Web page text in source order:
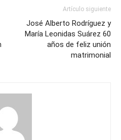
Artículo siguiente
José Alberto Rodríguez y
María Leonidas Suárez 60
años de feliz unión
matrimonial